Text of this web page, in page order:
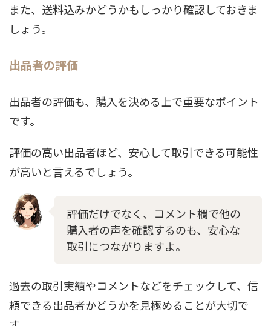
また、送料込みかどうかもしっかり確認しておきま
しょう。
出品者の評価
出品者の評価も、購入を決める上で重要なポイント
です。
評価の高い出品者ほど、安心して取引できる可能性
が高いと言えるでしょう。
評価だけでなく、コメント欄で他の
購入者の声を確認するのも、安心な
取引につながりますよ。
過去の取引実績やコメントなどをチェックして、信
頼できる出品者かどうかを見極めることが大切で